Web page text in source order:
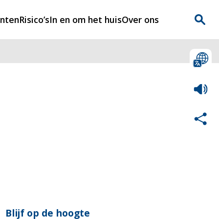
Risico’sIn en om het huisOver ons
Blijf op de hoogte